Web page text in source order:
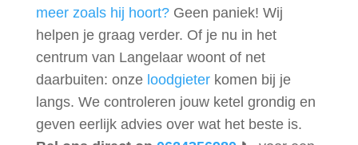
meer zoals hij hoort?Geen paniek! Wij
helpen je graag verder. Of je nu in het
centrum van Langelaar woont of net
daarbuiten: onze loodgieterkomen bij je
langs. We controleren jouw ketel grondig en
geven eerlijk advies over wat het beste is.